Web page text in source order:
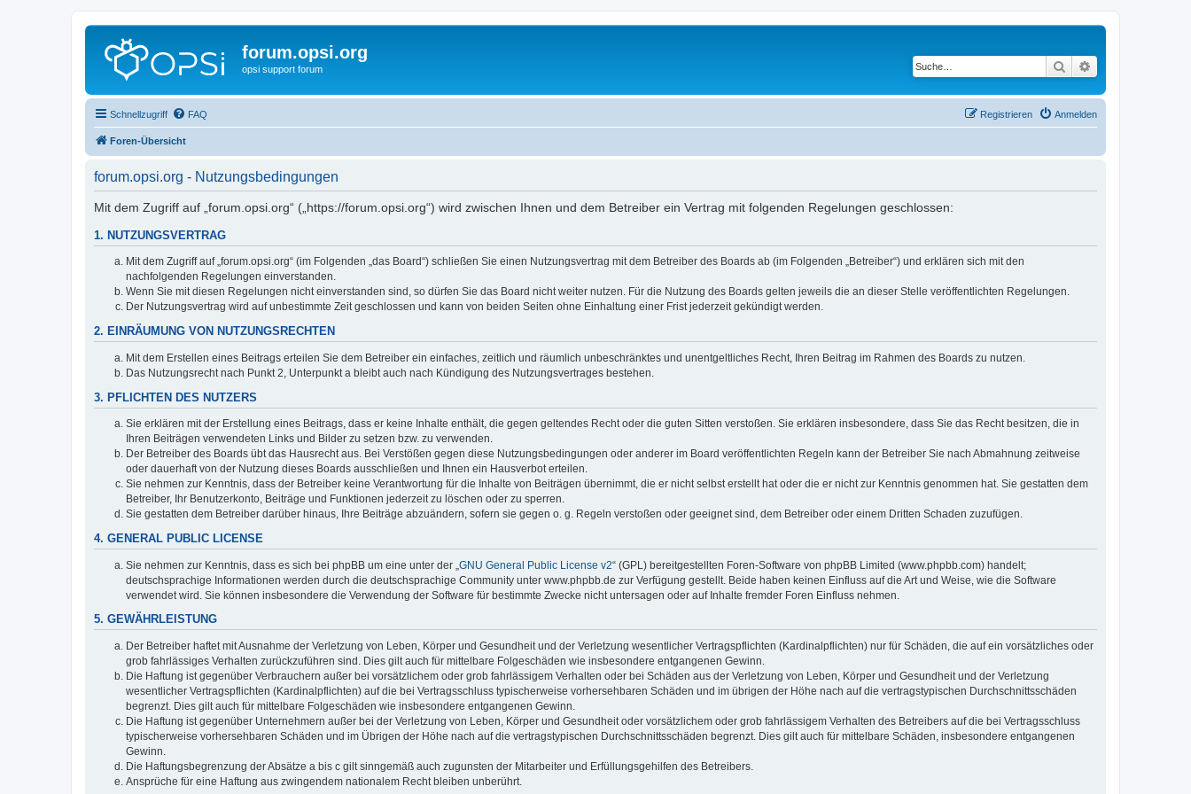
forum.opsi.org
opsi support forum Suche
Schnellzugriff FAQ Anmelden
Registrieren
Foren-Übersicht
forum.opsi.org - Nutzungsbedingungen
Mit dem Zugriff auf „forum.opsi.org“ („https://forum.opsi.org“) wird zwischen Ihnen und dem Betreiber ein Vertrag mit folgenden Regelungen geschlossen:
1. NUTZUNGSVERTRAG
Mit dem Zugriff auf „forum.opsi.org“ (im Folgenden „das Board“) schließen Sie einen Nutzungsvertrag mit dem Betreiber des Boards ab (im Folgenden „Betreiber“) und erklären sich mit den
nachfolgenden Regelungen einverstanden.
Wenn Sie mit diesen Regelungen nicht einverstanden sind, so dürfen Sie das Board nicht weiter nutzen. Für die Nutzung des Boards gelten jeweils die an dieser Stelle veröffentlichten Regelungen.
Der Nutzungsvertrag wird auf unbestimmte Zeit geschlossen und kann von beiden Seiten ohne Einhaltung einer Frist jederzeit gekündigt werden.
2. EINRÄUMUNG VON NUTZUNGSRECHTEN
Mit dem Erstellen eines Beitrags erteilen Sie dem Betreiber ein einfaches, zeitlich und räumlich unbeschränktes und unentgeltliches Recht, Ihren Beitrag im Rahmen des Boards zu nutzen.
Das Nutzungsrecht nach Punkt 2, Unterpunkt a bleibt auch nach Kündigung des Nutzungsvertrages bestehen.
3. PFLICHTEN DES NUTZERS
Sie erklären mit der Erstellung eines Beitrags, dass er keine Inhalte enthält, die gegen geltendes Recht oder die guten Sitten verstoßen. Sie erklären insbesondere, dass Sie das Recht besitzen, die in
Ihren Beiträgen verwendeten Links und Bilder zu setzen bzw. zu verwenden.
Der Betreiber des Boards übt das Hausrecht aus. Bei Verstößen gegen diese Nutzungsbedingungen oder anderer im Board veröffentlichten Regeln kann der Betreiber Sie nach Abmahnung zeitweise
oder dauerhaft von der Nutzung dieses Boards ausschließen und Ihnen ein Hausverbot erteilen.
Sie nehmen zur Kenntnis, dass der Betreiber keine Verantwortung für die Inhalte von Beiträgen übernimmt, die er nicht selbst erstellt hat oder die er nicht zur Kenntnis genommen hat. Sie gestatten dem
Betreiber, Ihr Benutzerkonto, Beiträge und Funktionen jederzeit zu löschen oder zu sperren.
Sie gestatten dem Betreiber darüber hinaus, Ihre Beiträge abzuändern, sofern sie gegen o. g. Regeln verstoßen oder geeignet sind, dem Betreiber oder einem Dritten Schaden zuzufügen.
4. GENERAL PUBLIC LICENSE
Sie nehmen zur Kenntnis, dass es sich bei phpBB um eine unter der „ GNU General Public License v2“ (GPL) bereitgestellten Foren-Software von phpBB Limited (www.phpbb.com) handelt;
deutschsprachige Informationen werden durch die deutschsprachige Community unter www.phpbb.de zur Verfügung gestellt. Beide haben keinen Einfluss auf die Art und Weise, wie die Software
verwendet wird. Sie können insbesondere die Verwendung der Software für bestimmte Zwecke nicht untersagen oder auf Inhalte fremder Foren Einfluss nehmen.
5. GEWÄHRLEISTUNG
Der Betreiber haftet mit Ausnahme der Verletzung von Leben, Körper und Gesundheit und der Verletzung wesentlicher Vertragspflichten (Kardinalpflichten) nur für Schäden, die auf ein vorsätzliches oder
grob fahrlässiges Verhalten zurückzuführen sind. Dies gilt auch für mittelbare Folgeschäden wie insbesondere entgangenen Gewinn.
Die Haftung ist gegenüber Verbrauchern außer bei vorsätzlichem oder grob fahrlässigem Verhalten oder bei Schäden aus der Verletzung von Leben, Körper und Gesundheit und der Verletzung
wesentlicher Vertragspflichten (Kardinalpflichten) auf die bei Vertragsschluss typischerweise vorhersehbaren Schäden und im übrigen der Höhe nach auf die vertragstypischen Durchschnittsschäden
begrenzt. Dies gilt auch für mittelbare Folgeschäden wie insbesondere entgangenen Gewinn.
Die Haftung ist gegenüber Unternehmern außer bei der Verletzung von Leben, Körper und Gesundheit oder vorsätzlichem oder grob fahrlässigem Verhalten des Betreibers auf die bei Vertragsschluss
typischerweise vorhersehbaren Schäden und im Übrigen der Höhe nach auf die vertragstypischen Durchschnittsschäden begrenzt. Dies gilt auch für mittelbare Schäden, insbesondere entgangenen
Gewinn.
Die Haftungsbegrenzung der Absätze a bis c gilt sinngemäß auch zugunsten der Mitarbeiter und Erfüllungsgehilfen des Betreibers.
Ansprüche für eine Haftung aus zwingendem nationalem Recht bleiben unberührt.